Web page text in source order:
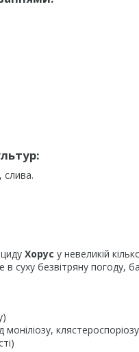
Хорус у невеликій
безвітряну погоду,
моніліозу,